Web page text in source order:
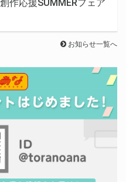
作応援SUMMERフェア
お知らせ一覧へ